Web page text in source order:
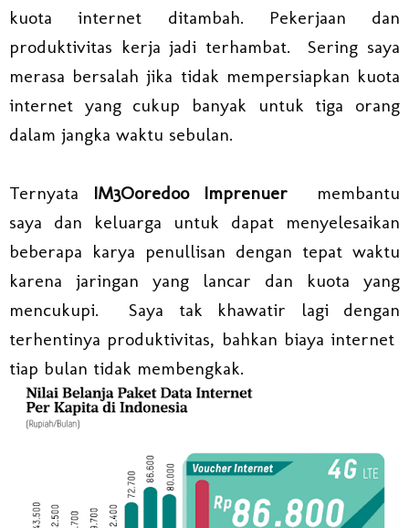
kuota internet ditambah. Pekerjaan dan
produktivitas kerja jadi terhambat. Sering saya
merasa bersalah jika tidak mempersiapkan kuota
internet yang cukup banyak untuk tiga orang
dalam jangka waktu sebulan.
Ternyata IM3Ooredoo Imprenuer
membantu
saya dan keluarga untuk dapat menyelesaikan
beberapa karya penullisan dengan tepat waktu
karena jaringan yang lancar dan kuota yang
mencukupi. Saya tak khawatir lagi dengan
terhentinya produktivitas, bahkan biaya internet
tiap bulan tidak membengkak.